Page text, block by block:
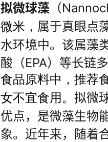
拟微球藻 （
微米， 属于真眼点
水环境中。 该属藻
酸（EPA）等长链
食品原料中，推荐
女不宜食用。拟微
优点，是微藻生物
象。近年来，随着